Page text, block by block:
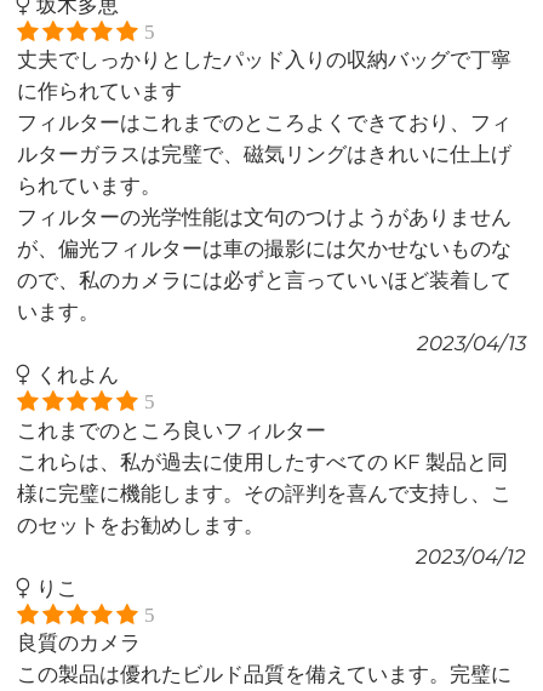
坂木多恵
5
丈夫でしっかりとしたパッド入りの収納バッグで丁寧
に作られています
フィルターはこれまでのところよくできており、フィ
ルターガラスは完璧で、磁気リングはきれいに仕上げ
られています。
フィルターの光学性能は文句のつけようがありません
が、偏光フィルターは車の撮影には欠かせないものな
ので、私のカメラには必ずと言っていいほど装着して
います。
2023/04/13
くれよん
5
これまでのところ良いフィルター
これらは、私が過去に使用したすべての KF 製品と同
様に完璧に機能します。その評判を喜んで支持し、こ
のセットをお勧めします。
2023/04/12
りこ
5
良質のカメラ
この製品は優れたビルド品質を備えています。完璧に